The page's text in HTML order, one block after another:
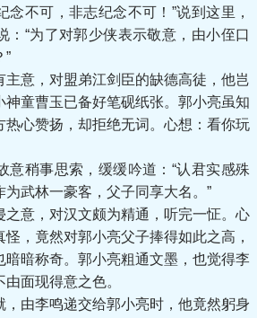
念不可，非志纪念不可！”说到这里，
：“为了对郭少侠表示敬意，由小侄口
”
意，对盟弟江剑臣的缺德高徒，他岂
神童曹玉已备好笔砚纸张。郭小亮虽知
热心赞扬，却拒绝无词。心想：看你玩
稍事思索，缓缓吟道：“认君实感殊
武林一豪客，父子同享大名。”
意，对汉文颇为精通，听完一怔。心
，竟然对郭小亮父子捧得如此之高，
暗暗称奇。郭小亮粗通文墨，也觉得李
面现得意之色。
由李鸣递交给郭小亮时，他竟然躬身